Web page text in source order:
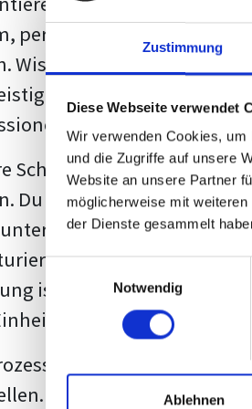
Zustimmung
Diese Webseite verwendet
Wir verwenden Cookies,
und die Zugriffe auf unsere
Website an unsere Partner
möglicherweise mit
der Dienste gesammelt
Notwendig
Ablehnen
persönliche Meinungen
Wissenschaftliche Texte,
Eigentum des
zu kommunizieren.
Schulung wurde mit Blick
Du wirst nicht nur
Zuhilfenahme von
ist ebenso
ist so konzipiert, dass
zu bieten.
des
Jedoch, ausgestattet